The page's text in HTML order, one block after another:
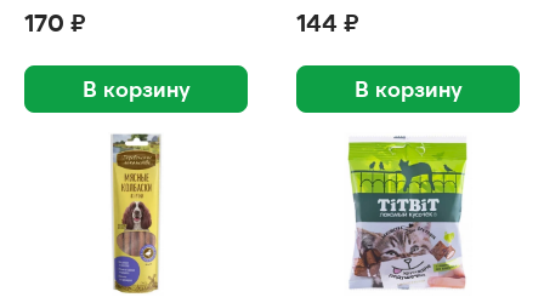
170 ₽
В корзину
144 ₽
В корзину